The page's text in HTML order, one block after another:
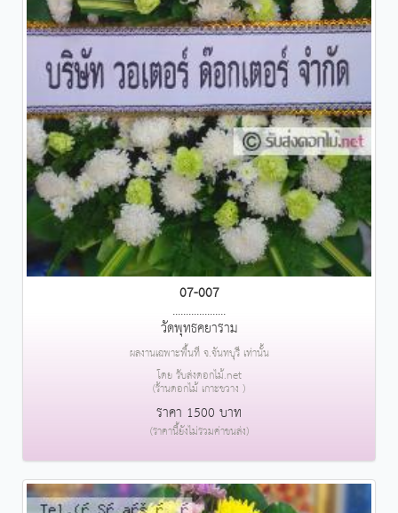
07-007
....................
วัดพุทธคยาราม
ผลงานเฉพาะพื้นที่ จ.จันทบุรี เท่านั้น
โดย รับส่งดอกไม้.net
(ร้านดอกไม้ เกาะขวาง )
ราคา 1500 บาท
(ราคานี้ยังไม่รวมค่าขนส่ง)